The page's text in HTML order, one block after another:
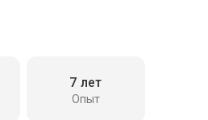
Опыт
7 лет